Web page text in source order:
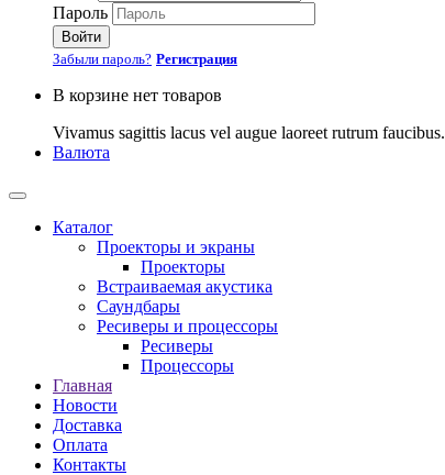
Пароль
Войти
Забыли пароль? Регистрация
В корзине нет товаров
Vivamus sagittis lacus vel augue laoreet rutrum faucibus.
Валюта
Каталог
Проекторы и экраны
Проекторы
Встраиваемая акустика
Саундбары
Ресиверы и процессоры
Ресиверы
Процессоры
Главная
Новости
Доставка
Оплата
Контакты